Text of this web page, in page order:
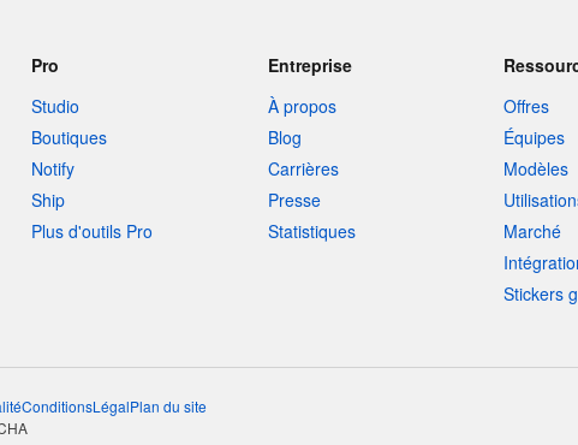
Pro
Studio
Boutiques
Notify
Ship
Plus d'outils Pro
Entreprise
À propos
Blog
Carrières
Presse
Statistiques
Offres
Équipes
Modèles
Marché
Stickers
ConditionsLégalPlan du site